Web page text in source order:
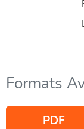
Formats
PDF